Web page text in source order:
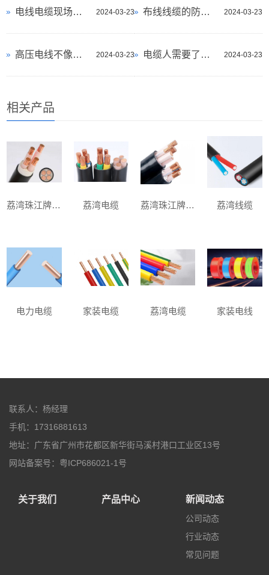
2024-03-23
电线电缆现场修补应注意的问题 2024-03-23
布线线缆的防火与环保
2024-03-23
高压电线不像普通电线一样包层绝缘层， 2024-03-23
电缆人需要了解学习这些电缆知识
相关产品
荔湾珠江牌电缆 荔湾电缆 荔湾珠江牌电缆 荔湾线缆
电力电缆 家装电缆 荔湾电缆 家装电线
联系人：杨经理
手机：17316881613
地址：广东省广州市花都区新华街马溪村港口工业区13号
网站备案号：粤ICP686021-1号
关于我们 产品中心 新闻动态
公司动态
行业动态
常见问题